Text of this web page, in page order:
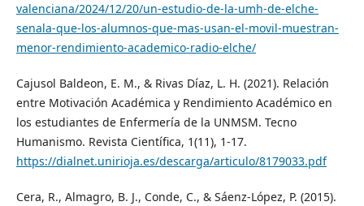
valenciana/2024/12/20/un-estudio-de-la-umh-de-elche-
senala-que-los-alumnos-que-mas-usan-el-movil-muestran-
menor-rendimiento-academico-radio-elche/
Cajusol Baldeon, E. M., & Rivas Díaz, L. H. (2021). Relación
entre Motivación Académica y Rendimiento Académico en
los estudiantes de Enfermería de la UNMSM. Tecno
Humanismo. Revista Científica, 1(11), 1-17.
https://dialnet.unirioja.es/descarga/articulo/8179033.pdf
Cera, R., Almagro, B. J., Conde, C., & Sáenz-López, P. (2015).